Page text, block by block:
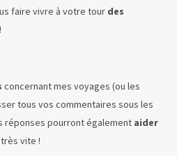
faire vivre à votre tour des
!
concernant mes voyages (ou les
tous vos commentaires sous les
réponses pourront également aider
vite !